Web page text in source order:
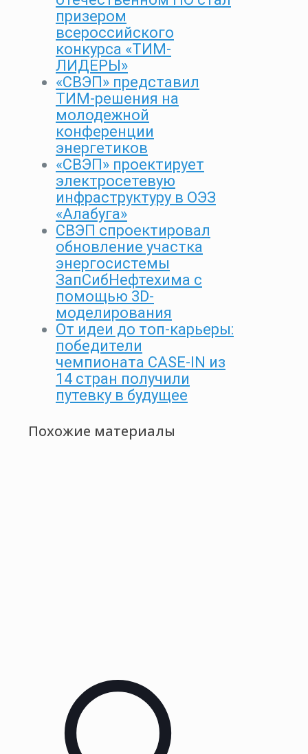
призером
всероссийского
конкурса «ТИМ-
ЛИДЕРЫ»
«СВЭП» представил
ТИМ-решения на
молодежной
конференции
энергетиков
«СВЭП» проектирует
электросетевую
инфраструктуру в ОЭЗ
«Алабуга»
СВЭП спроектировал
обновление участка
энергосистемы
ЗапСибНефтехима с
помощью 3D-
моделирования
От идеи до топ-карьеры:
победители
чемпионата CASE-IN из
14 стран получили
путевку в будущее
Похожие материалы